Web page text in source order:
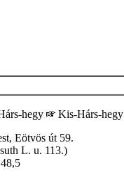
hegy Kis-Hárs-hegy
Eötvös út 59.
L. u. 113.)
48,5